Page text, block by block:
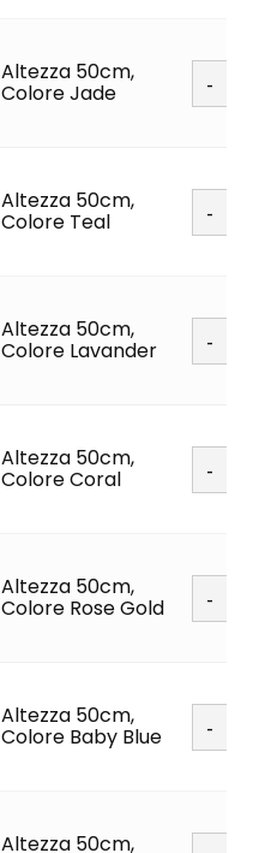
Altezza 50cm,
Colore Jade
Soft
PU
Altezza 50cm,
Colore Teal
Soft
PU
Altezza 50cm,
Colore Lavander
Soft
PU
Altezza 50cm,
Colore Coral
Soft
PU
Altezza 50cm,
Colore Rose Gold
Soft
PU
Altezza 50cm,
Colore Baby Blue
Soft
PU
Altezza 50cm, Soft